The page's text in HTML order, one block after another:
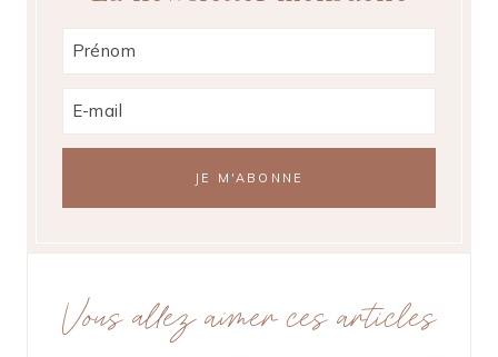
Vous allez aimer ces articles